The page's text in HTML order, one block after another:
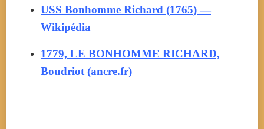
USS Bonhomme Richard (1765) —
Wikipédia
1779, LE BONHOMME RICHARD,
Boudriot (ancre.fr)